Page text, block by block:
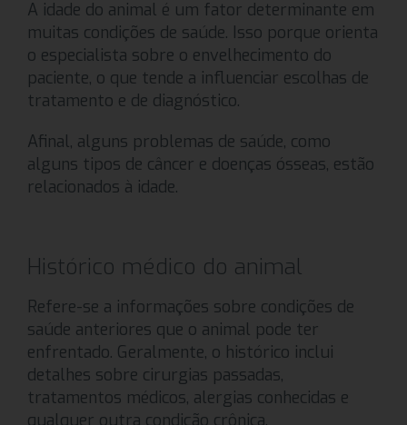
A idade do animal é um fator determinante em
muitas condições de saúde. Isso porque orienta
o especialista sobre o envelhecimento do
paciente, o que tende a influenciar escolhas de
tratamento e de diagnóstico.
Afinal, alguns problemas de saúde, como
alguns tipos de câncer e doenças ósseas, estão
relacionados à idade.
Histórico médico do animal
Refere-se a informações sobre condições de
saúde anteriores que o animal pode ter
enfrentado. Geralmente, o histórico inclui
detalhes sobre cirurgias passadas,
tratamentos médicos, alergias conhecidas e
qualquer outra condição crônica.